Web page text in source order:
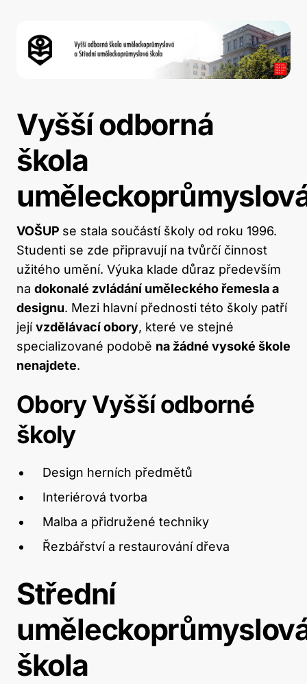
Vyšší odborná
škola
VOŠUP se stala součástí školy od roku 1996.
Studenti se zde připravují na tvůrčí činnost
užitého umění. Výuka klade důraz především
na dokonalé zvládání uměleckého řemesla a
designu. Mezi hlavní přednosti této školy patří
jejívzdělávací obory, které ve stejné
specializované podobě na žádné vysoké škole
nenajdete.
Obory Vyšší odborné
školy
Design herních předmětů
Interiérová tvorba
Malba a přidružené techniky
Řezbářství a restaurování dřeva
Střední
škola